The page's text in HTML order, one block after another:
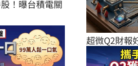
！曝台積電關
超微Q2財報